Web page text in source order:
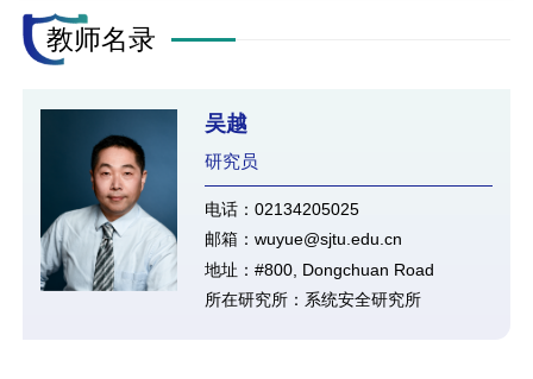
教师名录
吴越
研究员
电话：02134205025
邮箱：wuyue@sjtu.edu.cn
地址：#800, Dongchuan Road
所在研究所：系统安全研究所